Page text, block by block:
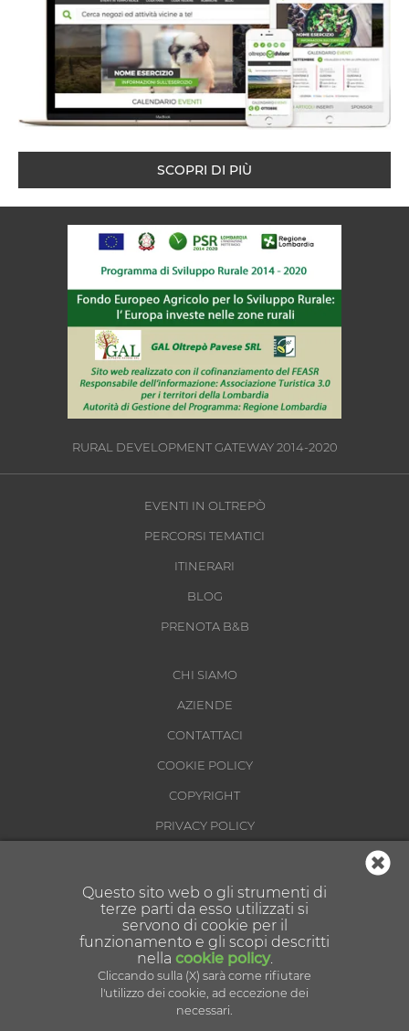
Questo sito web o gli strumenti di
terze parti da esso utilizzati si
servono di cookie per il
funzionamento e gli scopi descritti
nella cookie policy.
Cliccando sulla (X) sarà come rifiutare
l'utilizzo dei cookie, ad eccezione dei
necessari.
SCOPRI DI PIÙ
RURAL DEVELOPMENT GATEWAY 2014-2020
EVENTI IN OLTREPÒ
PERCORSI TEMATICI
ITINERARI
BLOG
PRENOTA B&B
CHI SIAMO
AZIENDE
CONTATTACI
COOKIE POLICY
COPYRIGHT
PRIVACY POLICY
Partner tecnologico: